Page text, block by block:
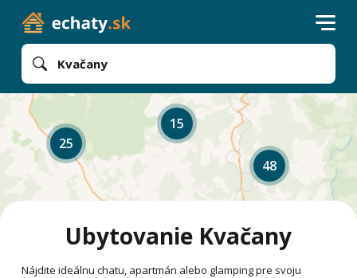
Kvačany
25
15
48
Ubytovanie Kvačany
Nájdite ideálnu chatu, apartmán alebo glamping pre svoju